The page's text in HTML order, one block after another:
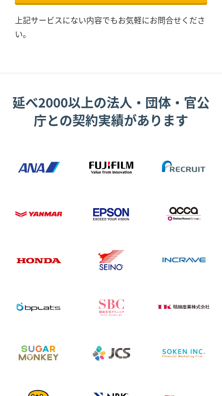
上記サービスにない内容でもお気軽にお問合せくださ
い。
延べ2000以上の法人・団体・官公
庁との契約実績があります